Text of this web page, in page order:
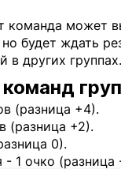
команда может
будет ждать
в других группах.
(разница +4).
(разница +2).
0).
- 1 очко (разница